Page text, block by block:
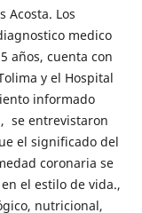
Acosta. Los
medico
años, cuenta con
y el Hospital
informado
se entrevistaron
el significado del
coronaria se
el estilo de vida.,
nutricional,